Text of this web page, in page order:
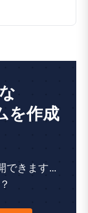
を作成
できます...